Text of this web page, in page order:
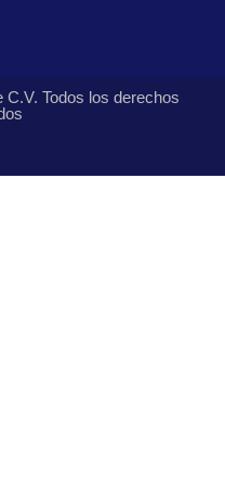
Todos los derechos